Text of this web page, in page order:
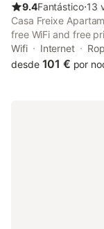
9.4Fantástico⋅13
Casa Freixe
free WiFi and free
Oscos. The
Wifi Internet
desde 101 € por